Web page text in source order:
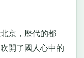
京，歷代的都
開了國人心中的